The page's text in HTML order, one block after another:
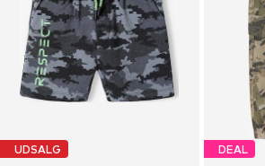
UDSALG DEAL